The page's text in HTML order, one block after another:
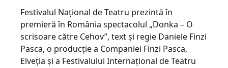
Festivalul Naţional de Teatru prezintă în
premieră în România spectacolul „Donka – O
scrisoare către Cehov”, text şi regie Daniele Finzi
Pasca, o producţie a Companiei Finzi Pasca,
Elveţia şi a Festivalului Internaţional de Teatru